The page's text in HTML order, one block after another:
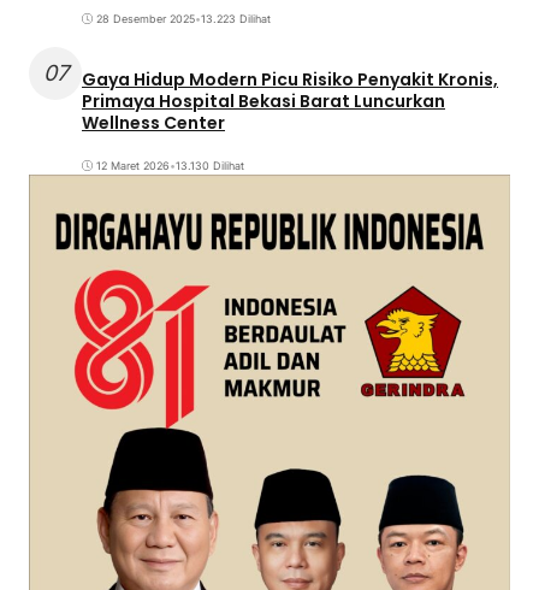
28 Desember 2025•13.223 Dilihat
07
Gaya Hidup Modern Picu Risiko Penyakit Kronis,
Primaya Hospital Bekasi Barat Luncurkan
Wellness Center
12 Maret 2026•13.130 Dilihat